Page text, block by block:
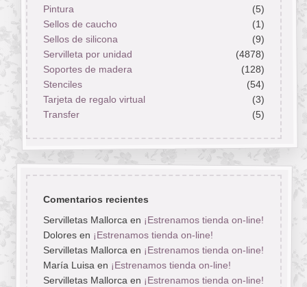
Pintura
(5)
Sellos de caucho
(1)
Sellos de silicona
(9)
Servilleta por unidad
(4878)
Soportes de madera
(128)
Stenciles
(54)
Tarjeta de regalo virtual
(3)
Transfer
(5)
Comentarios recientes
Servilletas Mallorcaen ¡Estrenamos tienda on-line!
Doloresen ¡Estrenamos tienda on-line!
Servilletas Mallorcaen ¡Estrenamos tienda on-line!
María Luisaen ¡Estrenamos tienda on-line!
Servilletas Mallorcaen ¡Estrenamos tienda on-line!